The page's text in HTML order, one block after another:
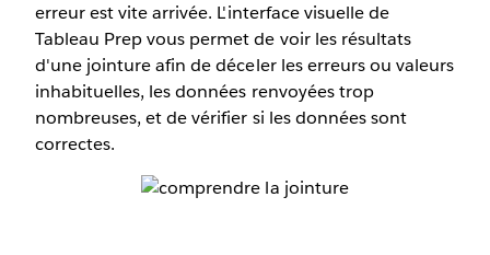
erreur est vite arrivée. L'interface visuelle de
Tableau Prep vous permet de voir les résultats
d'une jointure afin de déceler les erreurs ou valeurs
inhabituelles, les données renvoyées trop
nombreuses, et de vérifier si les données sont
correctes.